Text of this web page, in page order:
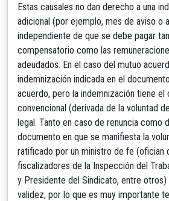
Estas causales no dan derecho a una
adicional (por ejemplo, mes de aviso o
independiente de que se debe pagar
compensatorio como las
adeudados. En el caso del mutuo
indemnización indicada en el
acuerdo, pero la indemnización tiene el
convencional (derivada de la voluntad
legal. Tanto en caso de renuncia como
documento en que se manifiesta la
ratificado por un ministro de fe (ofician
fiscalizadores de la Inspección del
y Presidente del Sindicato, entre otros)
validez, por lo que es muy importante